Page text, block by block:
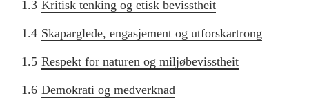
1.3 Kritisk tenking og etisk bevisstheit
1.4 Skaparglede, engasjement og utforskartrong
1.5 Respekt for naturen og miljøbevisstheit
1.6 Demokrati og medverknad